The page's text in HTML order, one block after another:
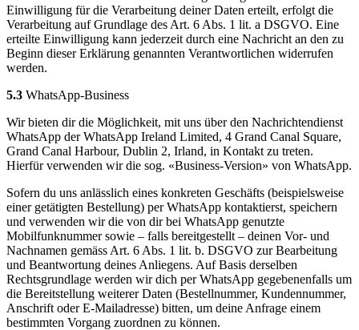
Einwilligung für die Verarbeitung deiner Daten erteilt, erfolgt die
Verarbeitung auf Grundlage des Art. 6 Abs. 1 lit. a DSGVO. Eine
erteilte Einwilligung kann jederzeit durch eine Nachricht an den zu
Beginn dieser Erklärung genannten Verantwortlichen widerrufen
werden.
5.3 WhatsApp-Business
Wir bieten dir die Möglichkeit, mit uns über den Nachrichtendienst
WhatsApp der WhatsApp Ireland Limited, 4 Grand Canal Square,
Grand Canal Harbour, Dublin 2, Irland, in Kontakt zu treten.
Hierfür verwenden wir die sog. «Business-Version» von WhatsApp.
Sofern du uns anlässlich eines konkreten Geschäfts (beispielsweise
einer getätigten Bestellung) per WhatsApp kontaktierst, speichern
und verwenden wir die von dir bei WhatsApp genutzte
Mobilfunknummer sowie – falls bereitgestellt – deinen Vor- und
Nachnamen gemäss Art. 6 Abs. 1 lit. b. DSGVO zur Bearbeitung
und Beantwortung deines Anliegens. Auf Basis derselben
Rechtsgrundlage werden wir dich per WhatsApp gegebenenfalls um
die Bereitstellung weiterer Daten (Bestellnummer, Kundennummer,
Anschrift oder E-Mailadresse) bitten, um deine Anfrage einem
bestimmten Vorgang zuordnen zu können.